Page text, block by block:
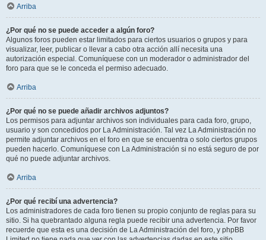
Arriba
¿Por qué no se puede acceder a algún foro?
Algunos foros pueden estar limitados para ciertos usuarios o grupos y para
visualizar, leer, publicar o llevar a cabo otra acción allí necesita una
autorización especial. Comuníquese con un moderador o administrador del
foro para que se le conceda el permiso adecuado.
Arriba
¿Por qué no se puede añadir archivos adjuntos?
Los permisos para adjuntar archivos son individuales para cada foro, grupo,
usuario y son concedidos por La Administración. Tal vez La Administración no
permite adjuntar archivos en el foro en que se encuentra o solo ciertos grupos
pueden hacerlo. Comuníquese con La Administración si no está seguro de por
qué no puede adjuntar archivos.
Arriba
¿Por qué recibí una advertencia?
Los administradores de cada foro tienen su propio conjunto de reglas para su
sitio. Si ha quebrantado alguna regla puede recibir una advertencia. Por favor
recuerde que esta es una decisión de La Administración del foro, y phpBB